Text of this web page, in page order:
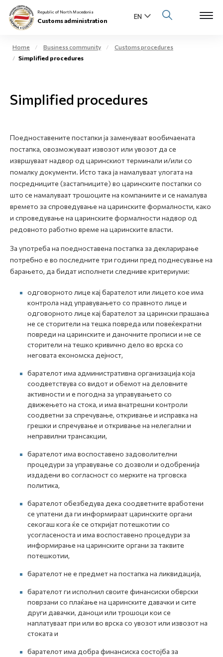
Individuals
E-Customs
Media center
Contact
Newsletter
Republic of North Macedonia
Customs administration
Home Business community
Customs procedures
Simplified procedures
Simplified procedures
Поедноставените постапки ја заменуваат вообичаената
постапка, овозможуваат извозот или увозот да се
извршуваат надвор од царинскиот терминали и/или со
помалку документи. Исто така ја намалуваат улогата на
посредниците (застапниците) во царинските постапки со
што се намалуваат трошоците на компаниите и се намалува
времето за спроведување на царинските формалности, како
и спроведување на царинските формалности надвор од
редовното работно време на царинските власти.
За употреба на поедноставена постапка за декларирање
потребно е во последните три години пред поднесување на
барањето, да бидат исполнети следниве критериуми:
одговорното лице кај барателот или лицето кое има
контрола над управувањето со правното лице и
одговорното лице кај барателот за царински прашања
не се сторители на тешка повреда или повеќекратни
повреди на царинските и даночните прописи и не се
сторители на тешко кривично дело во врска со
неговата економска дејност,
барателот има административна организација која
соодветствува со видот и обемот на деловните
активности и е погодна за управувањето со
движењето на стока, и има внатрешни контроли
соодветни за спречување, откривање и исправка на
грешки и спречување и откривање на нелегални и
неправилни трансакции,
барателот има воспоставено задоволителни
процедури за управување со дозволи и одобренија
издадени во согласност со мерките на трговска
политика,
барателот обезбедува дека соодветните вработени
се упатени да ги информираат царинските органи
секогаш кога ќе се откријат потешкотии со
усогласеноста и има воспоставено процедури за
информирање на царинските органи за таквите
потешкотии,
барателот не е предмет на постапка на ликвидација,
барателот ги исполнил своите финансиски обврски
поврзани со плаќање на царинските давачки и сите
други давачки, даноци или трошоци кои се
наплатуваат при или во врска со увозот или извозот на
стоката и
барателот има добра финансиска состојба за